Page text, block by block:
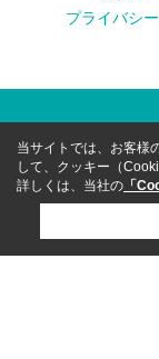
プライバシ
当サイトでは、お客様
して、クッキー（
詳しくは、当社の 「